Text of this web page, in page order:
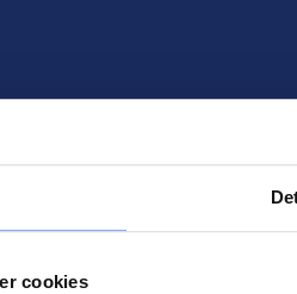
cookies